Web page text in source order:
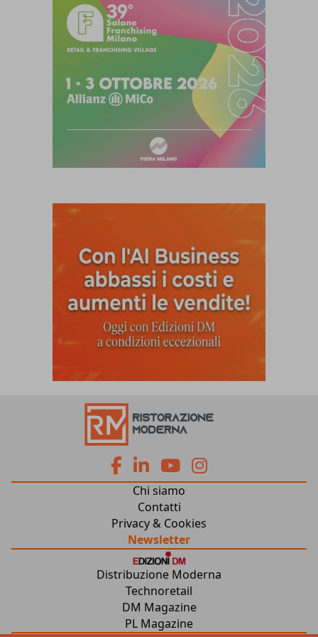
fa
fa-
facebook
fa
fa-
linkedin
fab
fa-
youtube
fab
Chi siamo
Contatti
Privacy & Cookies
Newsletter
Distribuzione Moderna
Technoretail
DM Magazine
PL Magazine